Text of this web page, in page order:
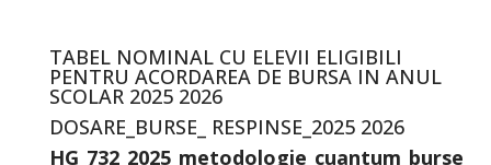
TABEL NOMINAL CU ELEVII ELIGIBILI
PENTRU ACORDAREA DE BURSA IN ANUL
SCOLAR 2025 2026
DOSARE_BURSE_ RESPINSE_2025 2026
HG_732_2025_metodologie_cuantum_burse